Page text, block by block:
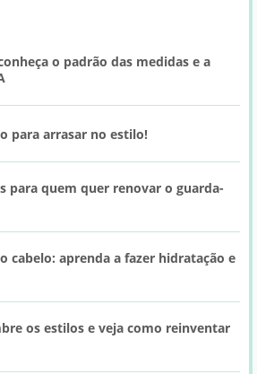
o padrão das medidas e a
para arrasar no estilo!
para quem quer renovar o guarda-
cabelo: aprenda a fazer hidratação e
os estilos e veja como reinventar